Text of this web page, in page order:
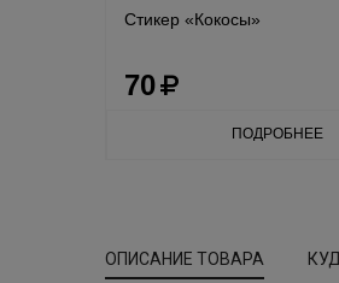
Стикер «Кокосы»
70
ПОДРОБНЕЕ
ОПИСАНИЕ ТОВАРА